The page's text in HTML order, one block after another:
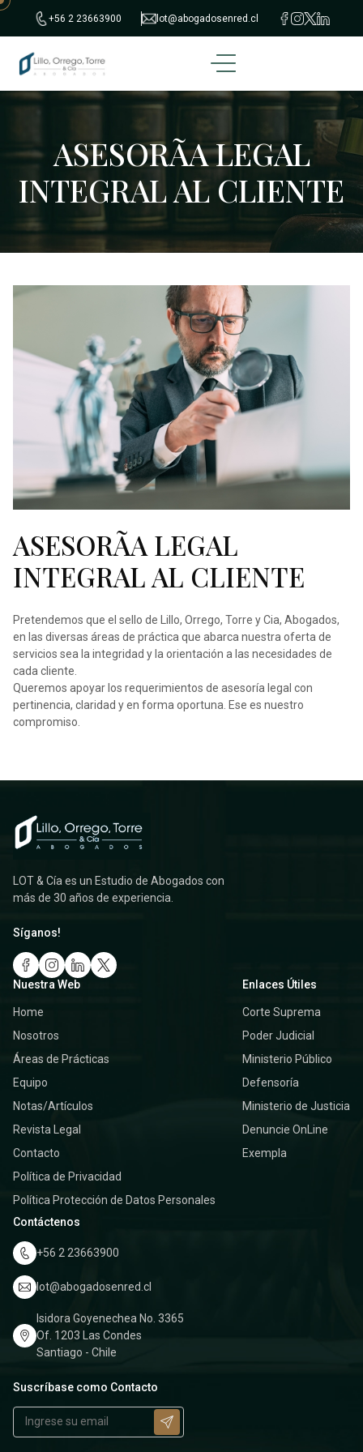
+56 2 23663900 lot@abogadosenred.cl
ASESORÃ­A LEGAL
INTEGRAL AL CLIENTE
ASESORÃ­A LEGAL
INTEGRAL AL CLIENTE
Pretendemos que el sello de Lillo, Orrego, Torre y Cia, Abogados,
en las diversas áreas de práctica que abarca nuestra oferta de
servicios sea la integridad y la orientación a las necesidades de
cada cliente.
Queremos apoyar los requerimientos de asesoría legal con
pertinencia, claridad y en forma oportuna. Ese es nuestro
compromiso.
LOT & Cía es un Estudio de Abogados con
más de 30 años de experiencia.
Síganos!
Nuestra Web
Home
Nosotros
Áreas de Prácticas
Equipo
Notas/Artículos
Revista Legal
Contacto
Política de Privacidad
Política Protección de Datos Personales
Enlaces Útiles
Corte Suprema
Poder Judicial
Ministerio Público
Defensoría
Ministerio de Justicia
Denuncie OnLine
Exempla
Contáctenos
+56 2 23663900
lot@abogadosenred.cl
Isidora Goyenechea No. 3365
Of. 1203 Las Condes
Santiago - Chile
Suscríbase como Contacto